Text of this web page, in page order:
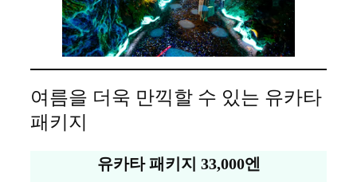
여름을 더욱 만끽할 수 있는 유카타
패키지
유카타 패키지 33,000엔